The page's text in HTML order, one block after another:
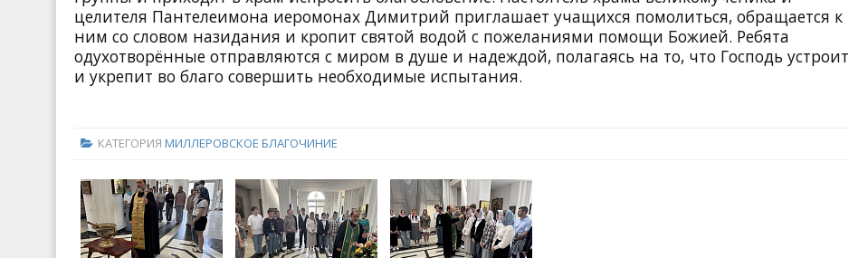
целителя Пантелеимона иеромонах Димитрий приглашает учащихся помолиться, обращается к
ним со словом назидания и кропит святой водой с пожеланиями помощи Божией. Ребята
одухотворённые отправляются с миром в душе и надеждой, полагаясь на то, что Господь устроит
и укрепит во благо совершить необходимые испытания.
КАТЕГОРИЯ МИЛЛЕРОВСКОЕ БЛАГОЧИНИЕ